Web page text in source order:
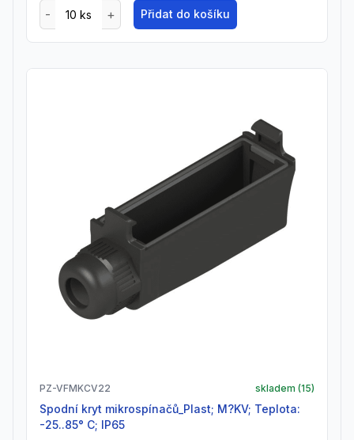
Přidat do košíku
PZ-VFMKCV22 skladem (15)
Spodní kryt mikrospínačů_Plast; M?KV; Teplota:
-25..85° C; IP65